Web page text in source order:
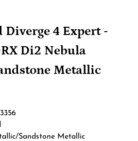
Diverge 4 Expert -
Di2 Nebula
Metallic
Sandstone Metallic